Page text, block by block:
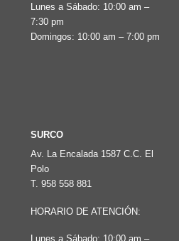
Lunes a Sábado: 10:00 am –
7:30 pm
Domingos: 10:00 am – 7:00 pm
SURCO
Av. La Encalada 1587 C.C. El
Polo
T. 958 558 881
HORARIO DE ATENCIÓN:
Lunes a Sábado: 10:00 am –